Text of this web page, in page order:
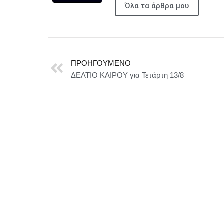
Όλα τα άρθρα μου
ΠΡΟΗΓΟΎΜΕΝΟ
ΔΕΛΤΙΟ ΚΑΙΡΟΥ για Τετάρτη 13/8